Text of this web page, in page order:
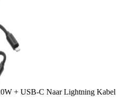
+ USB-C Naar Lightning Kabel